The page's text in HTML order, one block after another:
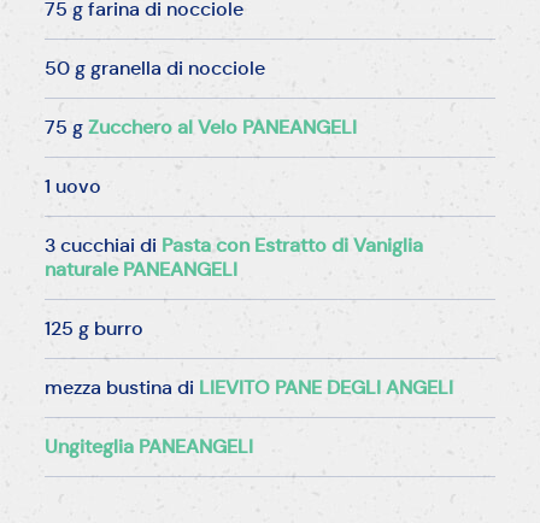
75 g farina di nocciole
50 g granella di nocciole
75 gZucchero al Velo PANEANGELI
1 uovo
3 cucchiai di Pasta con Estratto di Vaniglia
naturale PANEANGELI
125 g burro
mezza bustina di LIEVITO PANE DEGLI ANGELI
Ungiteglia PANEANGELI